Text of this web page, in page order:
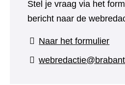
Stel je vraag via het
bericht naar de
Naar het formulier
naar